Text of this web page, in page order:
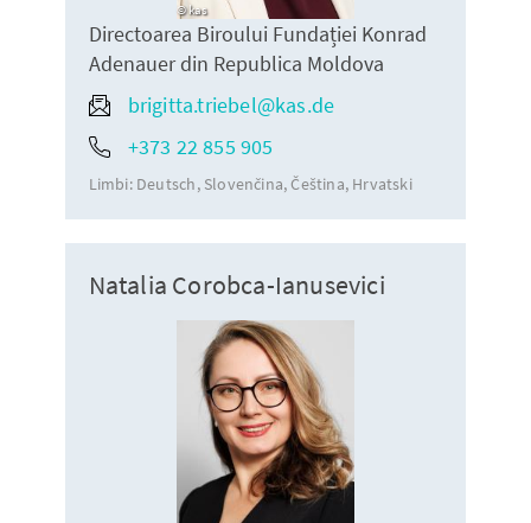
kas
Directoarea Biroului Fundației Konrad
Adenauer din Republica Moldova
brigitta.triebel@kas.de
+373 22 855 905
Limbi: Deutsch Slovenčina Čeština Hrvatski
Natalia Corobca-Ianusevici